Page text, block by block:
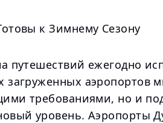
к Зимнему Сезону
путешествий ежегодно
загруженных аэропортов
требованиями, но и
уровень. Аэропорты